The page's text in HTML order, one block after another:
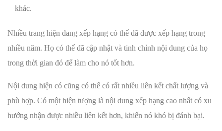
khác.
Nhiều trang hiện đang xếp hạng có thể đã được xếp hạng trong
nhiều năm. Họ có thể đã cập nhật và tinh chỉnh nội dung của họ
trong thời gian đó để làm cho nó tốt hơn.
Nội dung hiện có cũng có thể có rất nhiều liên kết chất lượng và
phù hợp. Có một hiện tượng là nội dung xếp hạng cao nhất có xu
hướng nhận được nhiều liên kết hơn, khiến nó khó bị đánh bại.